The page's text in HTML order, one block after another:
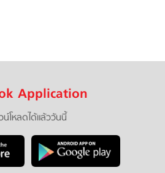
Application
น์โหลดได้แล้ววันนี้